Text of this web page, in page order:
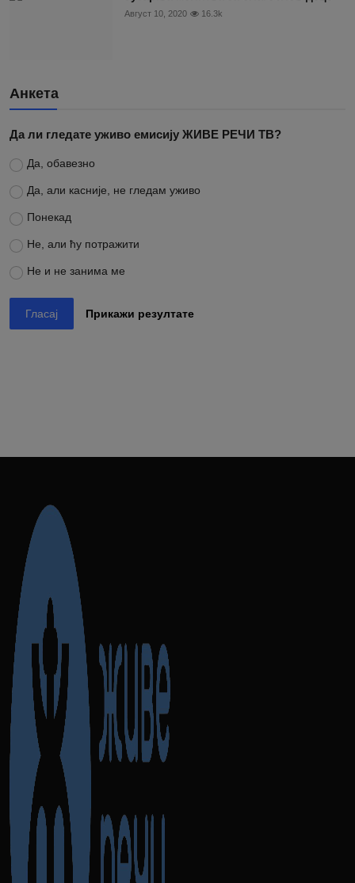
Август 10, 2020 16.3k
Анкета
Да ли гледате уживо емисију ЖИВЕ РЕЧИ ТВ?
Да, обавезно
Да, али касније, не гледам уживо
Понекад
Не, али ћу потражити
Не и не занима ме
Гласај Прикажи резултате